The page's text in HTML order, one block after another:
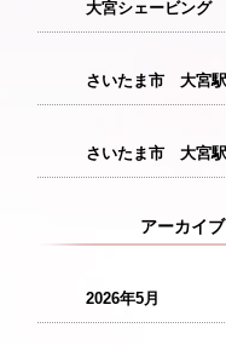
アーカイブ
2026年5月